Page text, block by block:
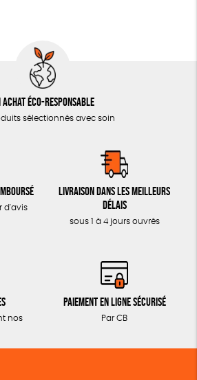
achat éco-responsable
sélectionnés avec soin
d'avis
Livraison dans les meilleurs
délais
sous 1 à 4 jours ouvrés
nos
Paiement en ligne sécurisé
Par CB